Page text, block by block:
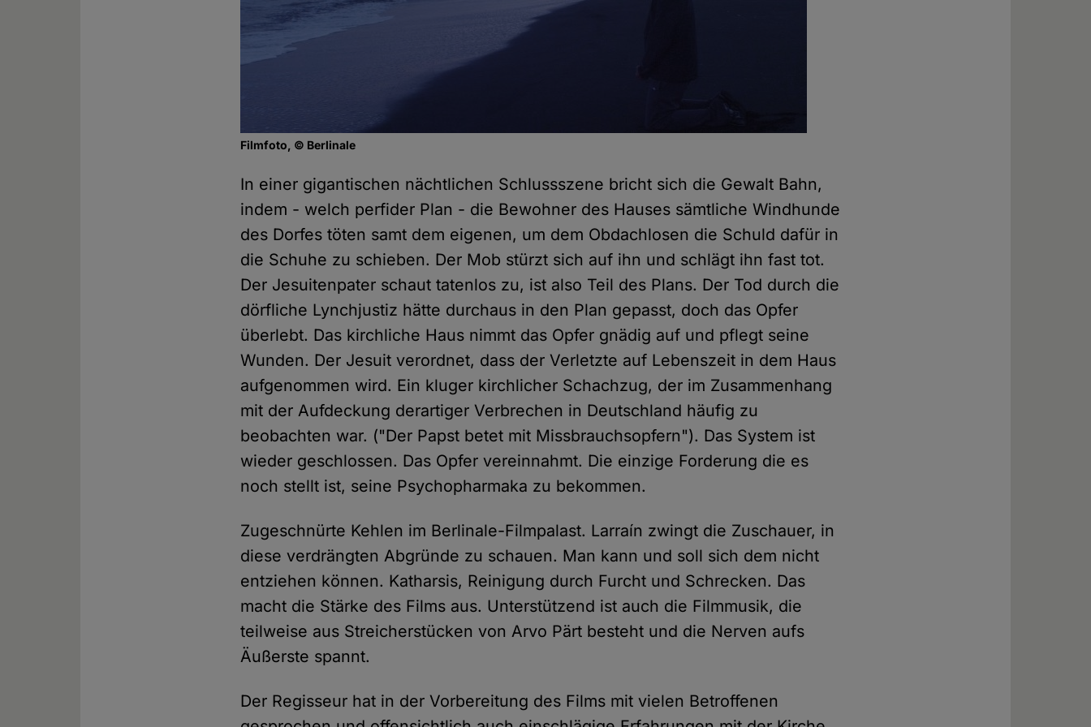
Filmfoto, © Berlinale
In einer gigantischen nächtlichen Schlussszene bricht sich die Gewalt Bahn,
indem - welch perfider Plan - die Bewohner des Hauses sämtliche Windhunde
des Dorfes töten samt dem eigenen, um dem Obdachlosen die Schuld dafür in
die Schuhe zu schieben. Der Mob stürzt sich auf ihn und schlägt ihn fast tot.
Der Jesuitenpater schaut tatenlos zu, ist also Teil des Plans. Der Tod durch die
dörfliche Lynchjustiz hätte durchaus in den Plan gepasst, doch das Opfer
überlebt. Das kirchliche Haus nimmt das Opfer gnädig auf und pflegt seine
Wunden. Der Jesuit verordnet, dass der Verletzte auf Lebenszeit in dem Haus
aufgenommen wird. Ein kluger kirchlicher Schachzug, der im Zusammenhang
mit der Aufdeckung derartiger Verbrechen in Deutschland häufig zu
beobachten war. ("Der Papst betet mit Missbrauchsopfern"). Das System ist
wieder geschlossen. Das Opfer vereinnahmt. Die einzige Forderung die es
noch stellt ist, seine Psychopharmaka zu bekommen.
Zugeschnürte Kehlen im Berlinale-Filmpalast. Larraín zwingt die Zuschauer, in
diese verdrängten Abgründe zu schauen. Man kann und soll sich dem nicht
entziehen können. Katharsis, Reinigung durch Furcht und Schrecken. Das
macht die Stärke des Films aus. Unterstützend ist auch die Filmmusik, die
teilweise aus Streicherstücken von Arvo Pärt besteht und die Nerven aufs
Äußerste spannt.
Der Regisseur hat in der Vorbereitung des Films mit vielen Betroffenen